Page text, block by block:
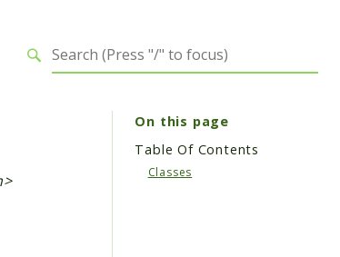
>
On this page
Table Of Contents
Classes